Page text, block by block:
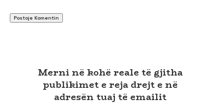
Merni në kohë reale të gjitha
publikimet e reja drejt e në
adresën tuaj të emailit